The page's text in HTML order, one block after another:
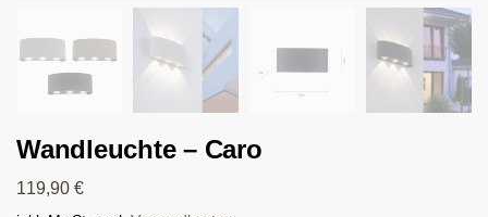
Wandleuchte – Caro
119,90 €